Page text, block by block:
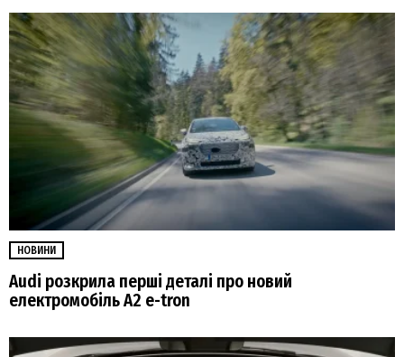
НОВИНИ
Audi розкрила перші деталі про новий
електромобіль A2 e-tron